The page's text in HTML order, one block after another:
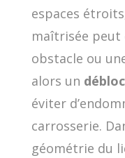
espaces
maîtrisée peut
obstacle ou
alors un
éviter
carrosserie.
géométrie du